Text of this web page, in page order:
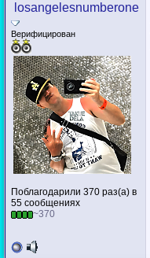
losangelesnumberone
Верифицирован
Поблагодарили 370 раз(а) в
55 сообщениях
~370